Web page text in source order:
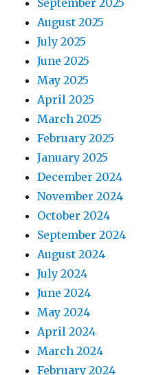
August 2025
July 2025
June 2025
May 2025
April 2025
March 2025
February 2025
January 2025
December 2024
November 2024
October 2024
September 2024
August 2024
July 2024
June 2024
May 2024
April 2024
March 2024
February 2024